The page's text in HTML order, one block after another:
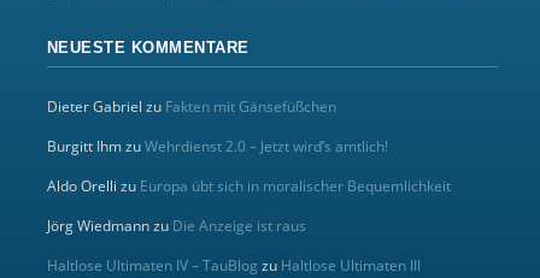
NEUESTE KOMMENTARE
Dieter Gabriel zu Fakten mit Gänsefüßchen
Burgitt IhmzuWehrdienst 2.0 – Jetzt wird’s amtlich!
Aldo Orelli zu Europa übt sich in moralischer Bequemlichkeit
Jörg Wiedmannzu Die Anzeige ist raus
Haltlose Ultimaten IV – TauBlog zu Haltlose Ultimaten III